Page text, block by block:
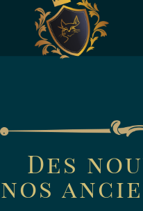
Des
nos
Panneau de gestion des